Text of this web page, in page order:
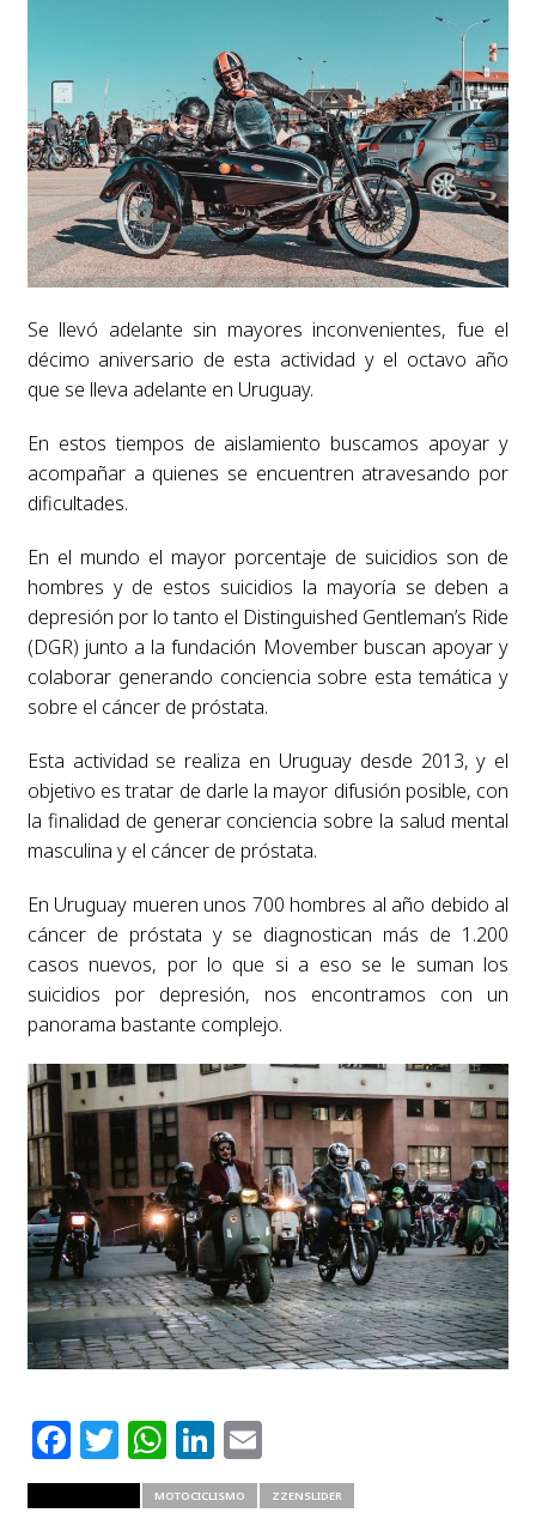
Se llevó adelante sin mayores inconvenientes, fue el
décimo aniversario de esta actividad y el octavo año
que se lleva adelante en Uruguay.
En estos tiempos de aislamiento buscamos apoyar y
acompañar a quienes se encuentren atravesando por
dificultades.
En el mundo el mayor porcentaje de suicidios son de
hombres y de estos suicidios la mayoría se deben a
depresión por lo tanto el Distinguished Gentleman’s Ride
(DGR) junto a la fundación Movember buscan apoyar y
colaborar generando conciencia sobre esta temática y
sobre el cáncer de próstata.
Esta actividad se realiza en Uruguay desde 2013, y el
objetivo es tratar de darle la mayor difusión posible, con
la finalidad de generar conciencia sobre la salud mental
masculina y el cáncer de próstata.
En Uruguay mueren unos 700 hombres al año debido al
cáncer de próstata y se diagnostican más de 1.200
casos nuevos, por lo que si a eso se le suman los
suicidios por depresión, nos encontramos con un
panorama bastante complejo.
Facebook
Twitter
WhatsApp
LinkedIn
Email
MOTOCICLISMO ZZENSLIDER